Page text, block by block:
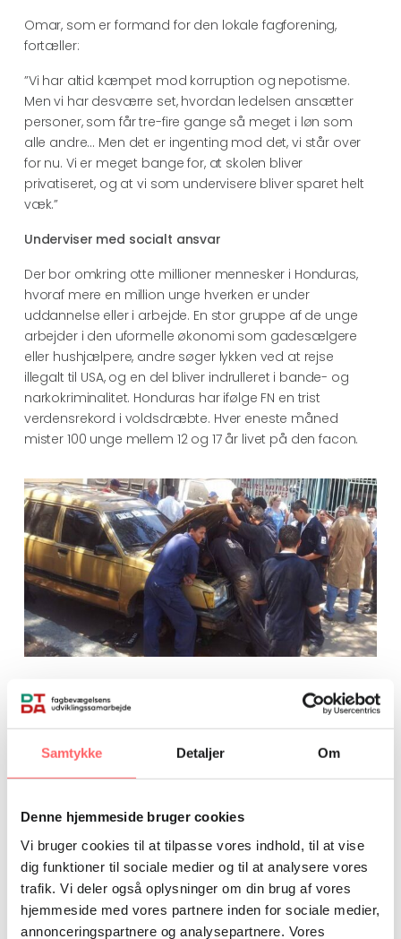
Samtykke Detaljer Om
Denne hjemmeside bruger cookies
Vi bruger cookies til at tilpasse vores indhold, til at vise
dig funktioner til sociale medier og til at analysere vores
trafik. Vi deler også oplysninger om din brug af vores
hjemmeside med vores partnere inden for sociale medier,
annonceringspartnere og analysepartnere. Vores
Omar, som er formand for den lokale fagforening,
fortæller:
”Vi har altid kæmpet mod korruption og nepotisme.
Men vi har desværre set, hvordan ledelsen ansætter
personer, som får tre-fire gange så meget i løn som
alle andre… Men det er ingenting mod det, vi står over
for nu. Vi er meget bange for, at skolen bliver
privatiseret, og at vi som undervisere bliver sparet helt
væk.”
Underviser med socialt ansvar
Der bor omkring otte millioner mennesker i Honduras,
hvoraf mere en million unge hverken er under
uddannelse eller i arbejde. En stor gruppe af de unge
arbejder i den uformelle økonomi som gadesælgere
eller hushjælpere, andre søger lykken ved at rejse
illegalt til USA, og en del bliver indrulleret i bande- og
narkokriminalitet. Honduras har ifølge FN en trist
verdensrekord i voldsdræbte. Hver eneste måned
mister 100 unge mellem 12 og 17 år livet på den facon.
de har et socialt ansvar for at hjælpe de unge elever på
rette vej.
”Den tekniske skole INFOP er folkets universitet. Vi er det
arbejdsløsheden på gaden. Skolen gør en kæmpe
indsats, og vi holder de unge væk fra kriminalitet og
håbløshed.”
Tillidsmandsuddannelse gav styrke